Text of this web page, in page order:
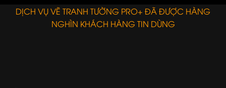
DỊCH VỤ VẼ TRANH TƯỜNG PRO+ ĐÃ ĐƯỢC HÀNG
NGHÌN KHÁCH HÀNG TIN DÙNG